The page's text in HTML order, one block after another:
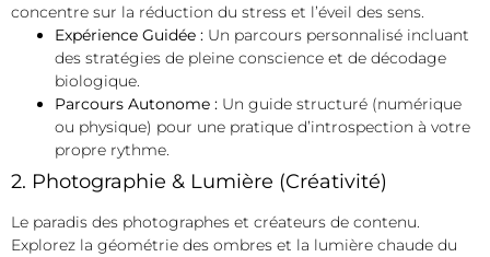
concentre sur la réduction du stress et l’éveil des sens.
Expérience Guidée : Un parcours personnalisé incluant
des stratégies de pleine conscience et de décodage
biologique.
Parcours Autonome : Un guide structuré (numérique
ou physique) pour une pratique d’introspection à votre
propre rythme.
2. Photographie & Lumière (Créativité)
Le paradis des photographes et créateurs de contenu.
Explorez la géométrie des ombres et la lumière chaude du